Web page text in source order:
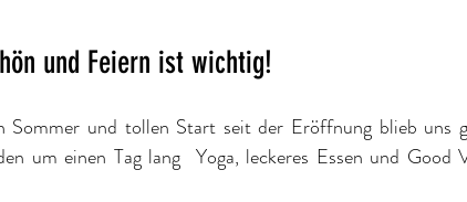
und Feiern ist wichtig!
Sommer und tollen Start seit der Eröffnung blieb uns
um einen Tag lang  Yoga, leckeres Essen und Good